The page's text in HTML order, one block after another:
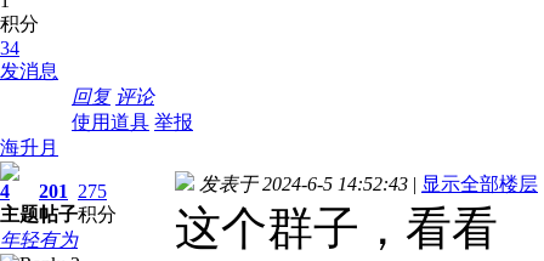
积分
34
发消息
回复 评论
使用道具 举报
海升月
4
主题
201
帖子
275
积分
年轻有为
发表于 2024-6-5 14:52:43 | 显示全部楼层
这个群子，看看